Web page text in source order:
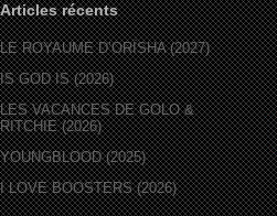
Articles récents
LE ROYAUME D’ORÏSHA (2027)
IS GOD IS (2026)
LES VACANCES DE GOLO &
RITCHIE (2026)
YOUNGBLOOD (2025)
I LOVE BOOSTERS (2026)